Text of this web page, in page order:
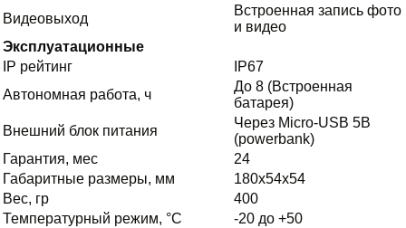
Видеовыход
Встроенная запись фото
и видео
Эксплуатационные
IP рейтинг
IP67
Автономная работа, ч
До 8 (Встроенная
батарея)
Внешний блок питания
Через Micro-USB 5В
(powerbank)
Гарантия, мес
24
Габаритные размеры, мм
180x54x54
Вес, гр
400
Температурный режим, °C
-20 до +50